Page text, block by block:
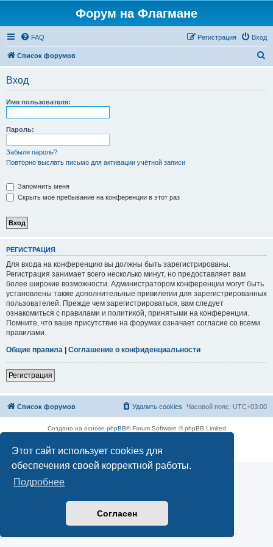
Этот сайт использует cookies для
обеспечения своей корректной работы.
Подробнее
Согласен
Форум на Флагмане
FAQ Вход
Регистрация
Список форумов
Вход
Имя пользователя:
Пароль:
Забыли пароль?
Повторно выслать письмо для активации учётной записи
Запомнить меня
Скрыть моё пребывание на конференции в этот раз
РЕГИСТРАЦИЯ
Для входа на конференцию вы должны быть зарегистрированы.
Регистрация занимает всего несколько минут, но предоставляет вам
более широкие возможности. Администратором конференции могут быть
установлены также дополнительные привилегии для зарегистрированных
пользователей. Прежде чем зарегистрироваться, вам следует
ознакомиться с правилами и политикой, принятыми на конференции.
Помните, что ваше присутствие на форумах означает согласие со всеми
правилами.
Общие правила | Соглашение о конфиденциальности
Регистрация
Список форумов Часовой пояс: UTC+03:00
Удалить cookies
Создано на основе phpBB® Forum Software © phpBB Limited
Конфиденциальность|Правила